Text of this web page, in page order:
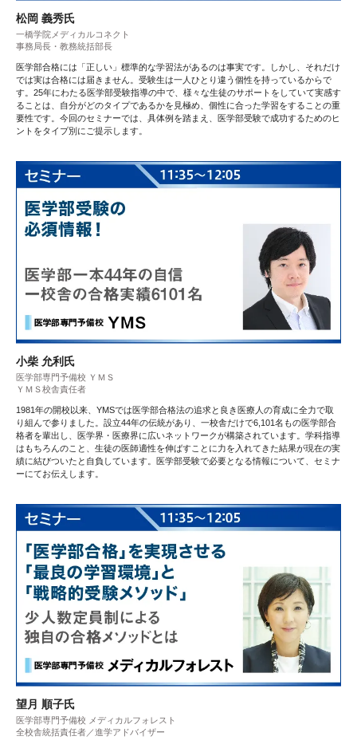
松岡 義秀氏
一橋学院メディカルコネクト
事務局長・教務統括部長
医学部合格には「正しい」標準的な学習法があるのは事実です。しかし、それだけ
では実は合格には届きません。受験生は一人ひとり違う個性を持っているからで
す。25年にわたる医学部受験指導の中で、様々な生徒のサポートをしていて実感す
ることは、自分がどのタイプであるかを見極め、個性に合った学習をすることの重
要性です。今回のセミナーでは、具体例を踏まえ、医学部受験で成功するためのヒ
ントをタイプ別にご提示します。
小柴 允利氏
医学部専門予備校 ＹＭＳ
ＹＭＳ校舎責任者
1981年の開校以来、YMSでは医学部合格法の追求と良き医療人の育成に全力で取
り組んで参りました。設立44年の伝統があり、一校舎だけで6,101名もの医学部合
格者を輩出し、医学界・医療界に広いネットワークが構築されています。学科指導
はもちろんのこと、生徒の医師適性を伸ばすことに力を入れてきた結果が現在の実
績に結びついたと自負しています。医学部受験で必要となる情報について、セミナ
ーにてお伝えします。
望月 順子氏
医学部専門予備校 メディカルフォレスト
全校舎統括責任者／進学アドバイザー